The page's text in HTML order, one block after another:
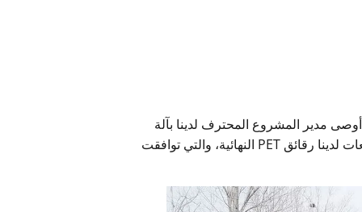
مدير المشروع المحترف لدينا بآلة
إعادة تدوير البلاستيك PET بسعة 500 كجم/ساعة له. كان العميل راضيًا جدًا عن هذه السعة. كما أظهر له مدير المبيعات لدينا رقائق PET النهائية، والتي توافقت